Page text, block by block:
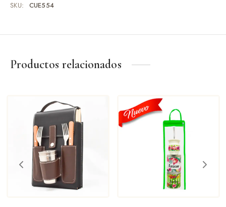
SKU: CUE554
Productos relacionados